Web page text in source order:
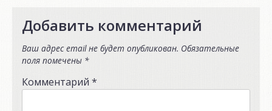
Добавить комментарий
Ваш адрес email не будет опубликован. Обязательные
поля помечены *
Комментарий *